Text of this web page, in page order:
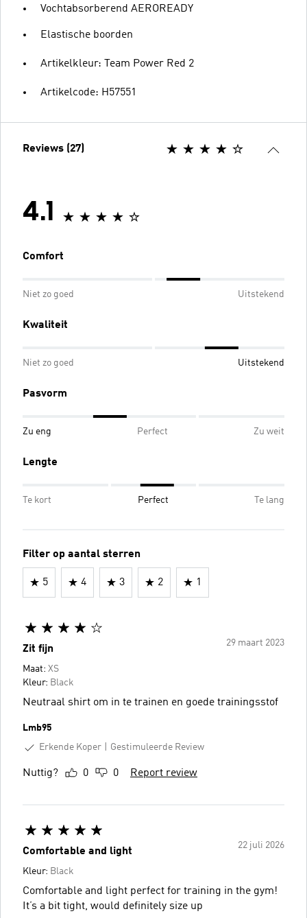
Vochtabsorberend AEROREADY
Elastische boorden
Artikelkleur: Team Power Red 2
Artikelcode: H57551
Reviews (27)
4.1
Comfort
Niet zo goed Uitstekend
Kwaliteit
Niet zo goed Uitstekend
Pasvorm
Zu eng Perfect Zu weit
Lengte
Te kort Perfect Te lang
Filter op aantal sterren
5 4 3 2 1
29 maart 2023
Zit fijn
Maat: XS
Kleur: Black
Neutraal shirt om in te trainen en goede trainingsstof
Lmb95
Erkende Koper
Gestimuleerde Review
Nuttig? 0 0 Report review
22 juli 2026
Comfortable and light
Kleur: Black
Comfortable and light perfect for training in the gym!
It’s a bit tight, would definitely size up